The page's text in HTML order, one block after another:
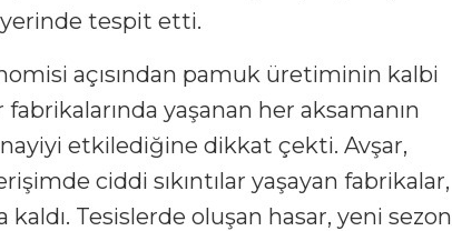
yerinde tespit etti.
açısından pamuk üretiminin kalbi
yaşanan her aksamanın
etkilediğine dikkat çekti. Avşar,
ciddi sıkıntılar yaşayan fabrikalar,
kaldı. Tesislerde oluşan hasar, yeni sezon